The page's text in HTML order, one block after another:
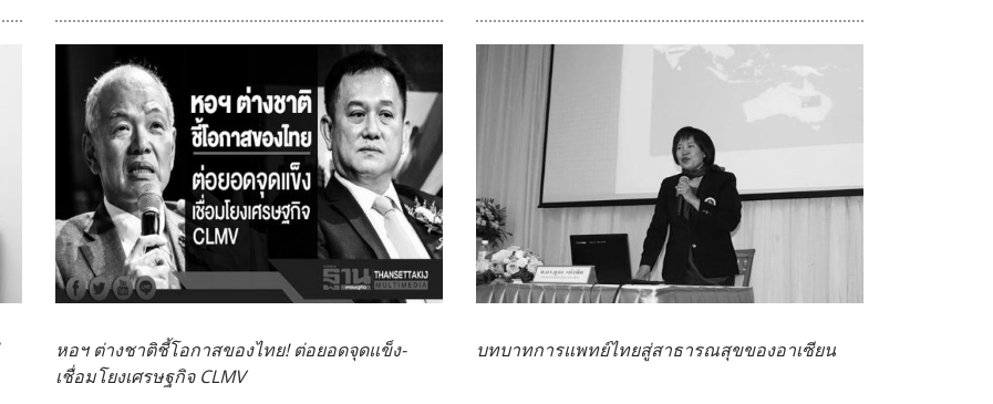
หอฯ ต่างชาติชี้โอกาสของไทย! ต่อยอดจุดแข็ง-
เชื่อมโยงเศรษฐกิจ CLMV
บทบาทการแพทย์ไทยสู่สาธารณสุขของอาเซียน